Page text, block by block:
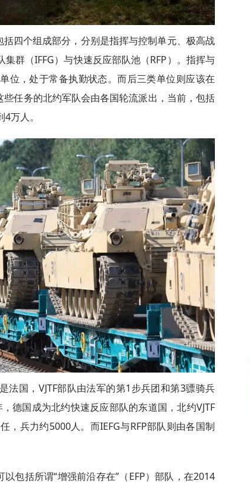
四个组成部分，分别是指挥与控制单元、极高战
群（IFFG）与快速反应部队池（RFP）。指挥与
位，处于常备执勤状态。而后三类单位则应该在
任务的北约军队会由各国轮流派出，当前，包括
万人。
法国，VJTF部队由法军的第1步兵团和第3骠骑兵
德国成为北约快速反应部队的东道国，北约VJTF
，兵力约5000人。而IEFG与RFP部队则由各国制
包括所谓“增强前沿存在”（EFP）部队，在2014